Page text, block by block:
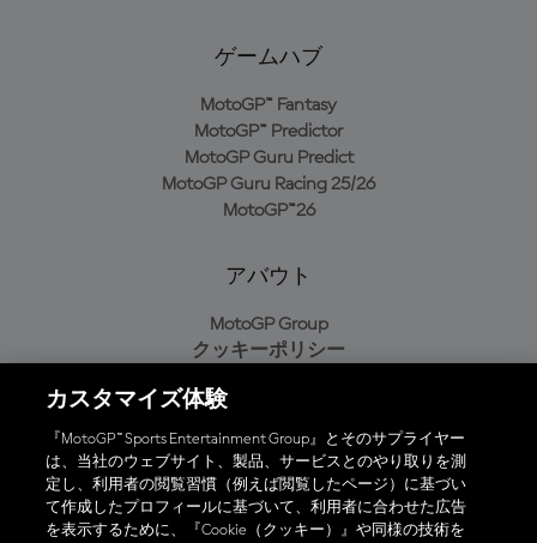
ゲームハブ
MotoGP™ Fantasy
MotoGP™ Predictor
MotoGP Guru Predict
MotoGP Guru Racing 25/26
MotoGP™26
アバウト
MotoGP Group
クッキーポリシー
プライバシーポリシー
購入ポリシー
オフィシャルアプリ
カスタマイズ体験
『MotoGP™ Sports Entertainment Group』とそのサプライヤー
は、当社のウェブサイト、製品、サービスとのやり取りを測
定し、利用者の閲覧習慣（例えば閲覧したページ）に基づい
て作成したプロフィールに基づいて、利用者に合わせた広告
を表示するために、『Cookie（クッキー）』や同様の技術を